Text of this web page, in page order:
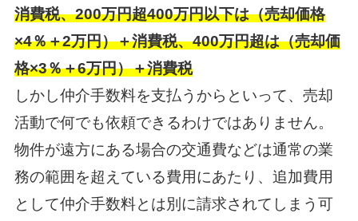
消費税、200万円超400万円以下は（売却価格
×4％＋2万円）＋消費税、400万円超は（売却価
格×3％＋6万円）＋消費税
しかし仲介手数料を支払うからといって、売却
活動で何でも依頼できるわけではありません。
物件が遠方にある場合の交通費などは通常の業
務の範囲を超えている費用にあたり、追加費用
として仲介手数料とは別に請求されてしまう可